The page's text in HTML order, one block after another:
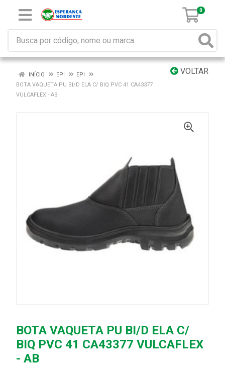
0
VOLTAR
INÍCIO EPI
EPI
BOTA VAQUETA PU BI/D ELA C/ BIQ PVC 41 CA43377
VULCAFLEX - AB
BOTA VAQUETA PU BI/D ELA C/
BIQ PVC 41 CA43377 VULCAFLEX
- AB